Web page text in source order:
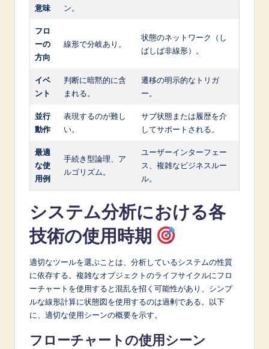
意味
ン。
フロ
ーの
方向
線形で分岐あり。
状態のネットワーク（し
ばしば非線形）。
イベ
ント
判断に暗黙的に含
まれる。
遷移の明示的なトリガ
ー。
並行
動作
表現するのが難し
い。
サブ状態または履歴を介
してサポートされる。
最適
な使
用例
手続き型論理、ア
ルゴリズム。
ユーザーインターフェー
ス、複雑なビジネスルー
ル。
システム分析における各
技術の使用時期
適切なツールを選ぶことは、分析しているシステムの性質
に依存する。複雑なオブジェクトのライフサイクルにフロ
ーチャートを使用すると混乱を招く可能性があり、シンプ
ルな線形計算に状態図を使用するのは過剰である。以下
に、適切な使用シーンの概要を示す。
フローチャートの使用シーン